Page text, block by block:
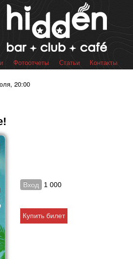
Перейти к
основному
содержанию
Фотоотчеты Статьи Контакты
20:00
Вход 1 000
Купить билет